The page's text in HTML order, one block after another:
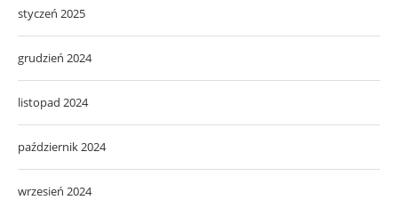
styczeń 2025
grudzień 2024
listopad 2024
październik 2024
wrzesień 2024